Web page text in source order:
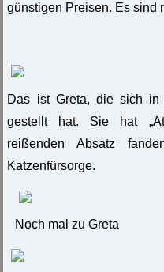
günstigen Preisen. Es sind
Das ist Greta, die sich in
gestellt hat. Sie hat
reißenden Absatz
Katzenfürsorge.
Noch mal zu Greta